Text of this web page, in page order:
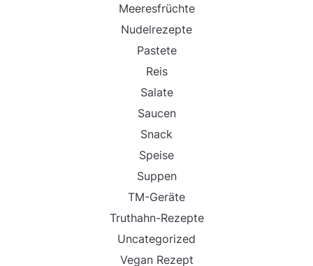
Meeresfrüchte
Nudelrezepte
Pastete
Reis
Salate
Saucen
Snack
Speise
Suppen
TM-Geräte
Truthahn-Rezepte
Uncategorized
Vegan Rezept